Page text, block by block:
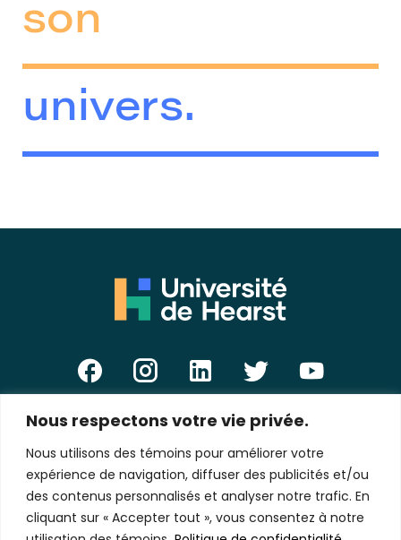
Nous respectons votre vie privée.
Nous utilisons des témoins pour améliorer votre
expérience de navigation, diffuser des publicités et/ou
des contenus personnalisés et analyser notre trafic. En
cliquant sur « Accepter tout », vous consentez à notre
son
univers.
E-
mail
*